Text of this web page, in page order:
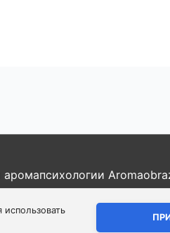
соглашение